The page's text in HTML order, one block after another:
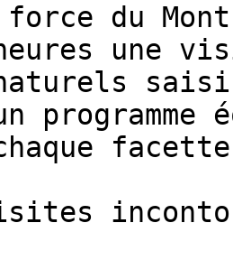
force du
une
un